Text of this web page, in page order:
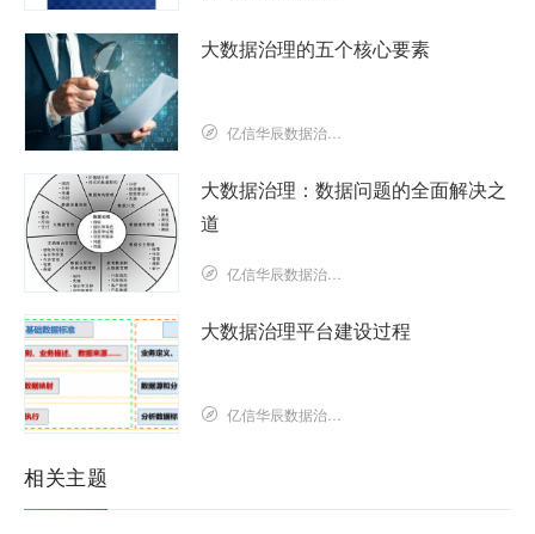
大数据治理的五个核心要素
亿信华辰数据治理研究院
大数据治理：数据问题的全面解决之
道
亿信华辰数据治理研究院
大数据治理平台建设过程
亿信华辰数据治理研究院
相关主题